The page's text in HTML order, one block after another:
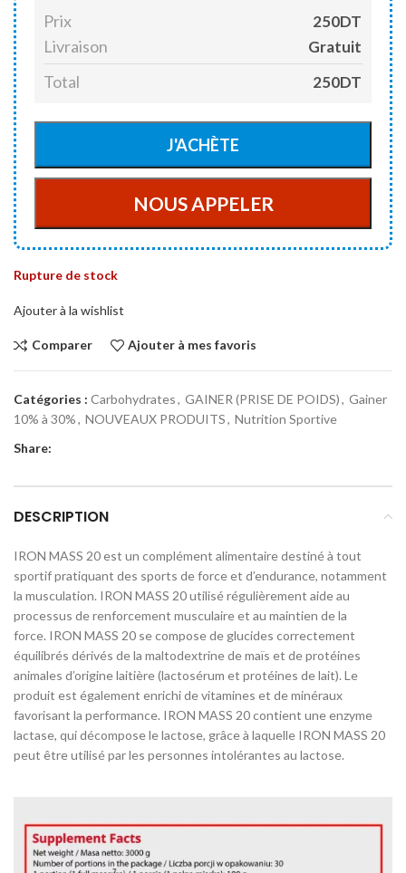
Prix 250DT
Livraison Gratuit
Total 250DT
Rupture de stock
Ajouter à la wishlist
Comparer Ajouter à mes favoris
Catégories : Carbohydrates, GAINER (PRISE DE POIDS), Gainer
10% à 30%, NOUVEAUX PRODUITS, Nutrition Sportive
Share:
DESCRIPTION
IRON MASS 20 est un complément alimentaire destiné à tout
sportif pratiquant des sports de force et d’endurance, notamment
la musculation. IRON MASS 20 utilisé régulièrement aide au
processus de renforcement musculaire et au maintien de la
force. IRON MASS 20 se compose de glucides correctement
équilibrés dérivés de la maltodextrine de maïs et de protéines
animales d’origine laitière (lactosérum et protéines de lait). Le
produit est également enrichi de vitamines et de minéraux
favorisant la performance. IRON MASS 20 contient une enzyme
lactase, qui décompose le lactose, grâce à laquelle IRON MASS 20
peut être utilisé par les personnes intolérantes au lactose.